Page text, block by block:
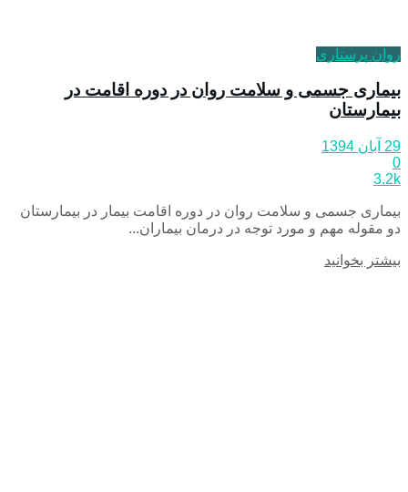
روان پرستاری
بیماری جسمی و سلامت روان در دوره اقامت در
بیمارستان
29 آبان 1394
0
3.2k
بیماری جسمی و سلامت روان در دوره اقامت بیمار در بیمارستان
دو مقوله مهم و مورد توجه در درمان بیماران...
بیشتر بخوانید